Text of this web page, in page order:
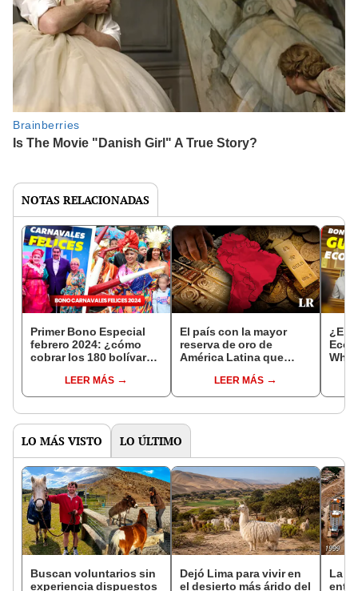
NOTAS RELACIONADAS
Primer Bono Especial
febrero 2024: ¿cómo
cobrar los 180 bolívares
GUÍA FÁCIL
LEER MÁS
El país con la mayor
reserva de oro de
América Latina que
MéxicoLEER MÁS
¿El
LO MÁS VISTO LO ÚLTIMO
Buscan voluntarios sin
experiencia dispuestos
Dejó Lima para vivir en
el desierto más árido del
La